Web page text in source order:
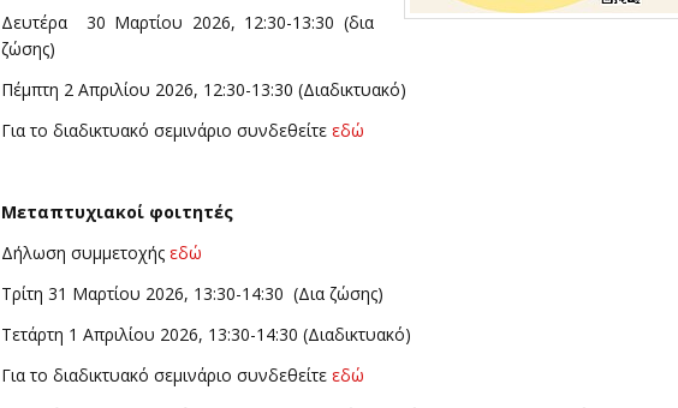
Δευτέρα 30 Μαρτίου 2026, 12:30-13:30 (δια
ζώσης)
Πέμπτη 2 Απριλίου 2026, 12:30-13:30 (Διαδικτυακό)
Για το διαδικτυακό σεμινάριο συνδεθείτεεδώ
Μεταπτυχιακοί φοιτητές
Δήλωση συμμετοχήςεδώ
Τρίτη 31 Μαρτίου 2026, 13:30-14:30 (Δια ζώσης)
Τετάρτη 1 Απριλίου 2026, 13:30-14:30 (Διαδικτυακό)
Για το διαδικτυακό σεμινάριο συνδεθείτεεδώ